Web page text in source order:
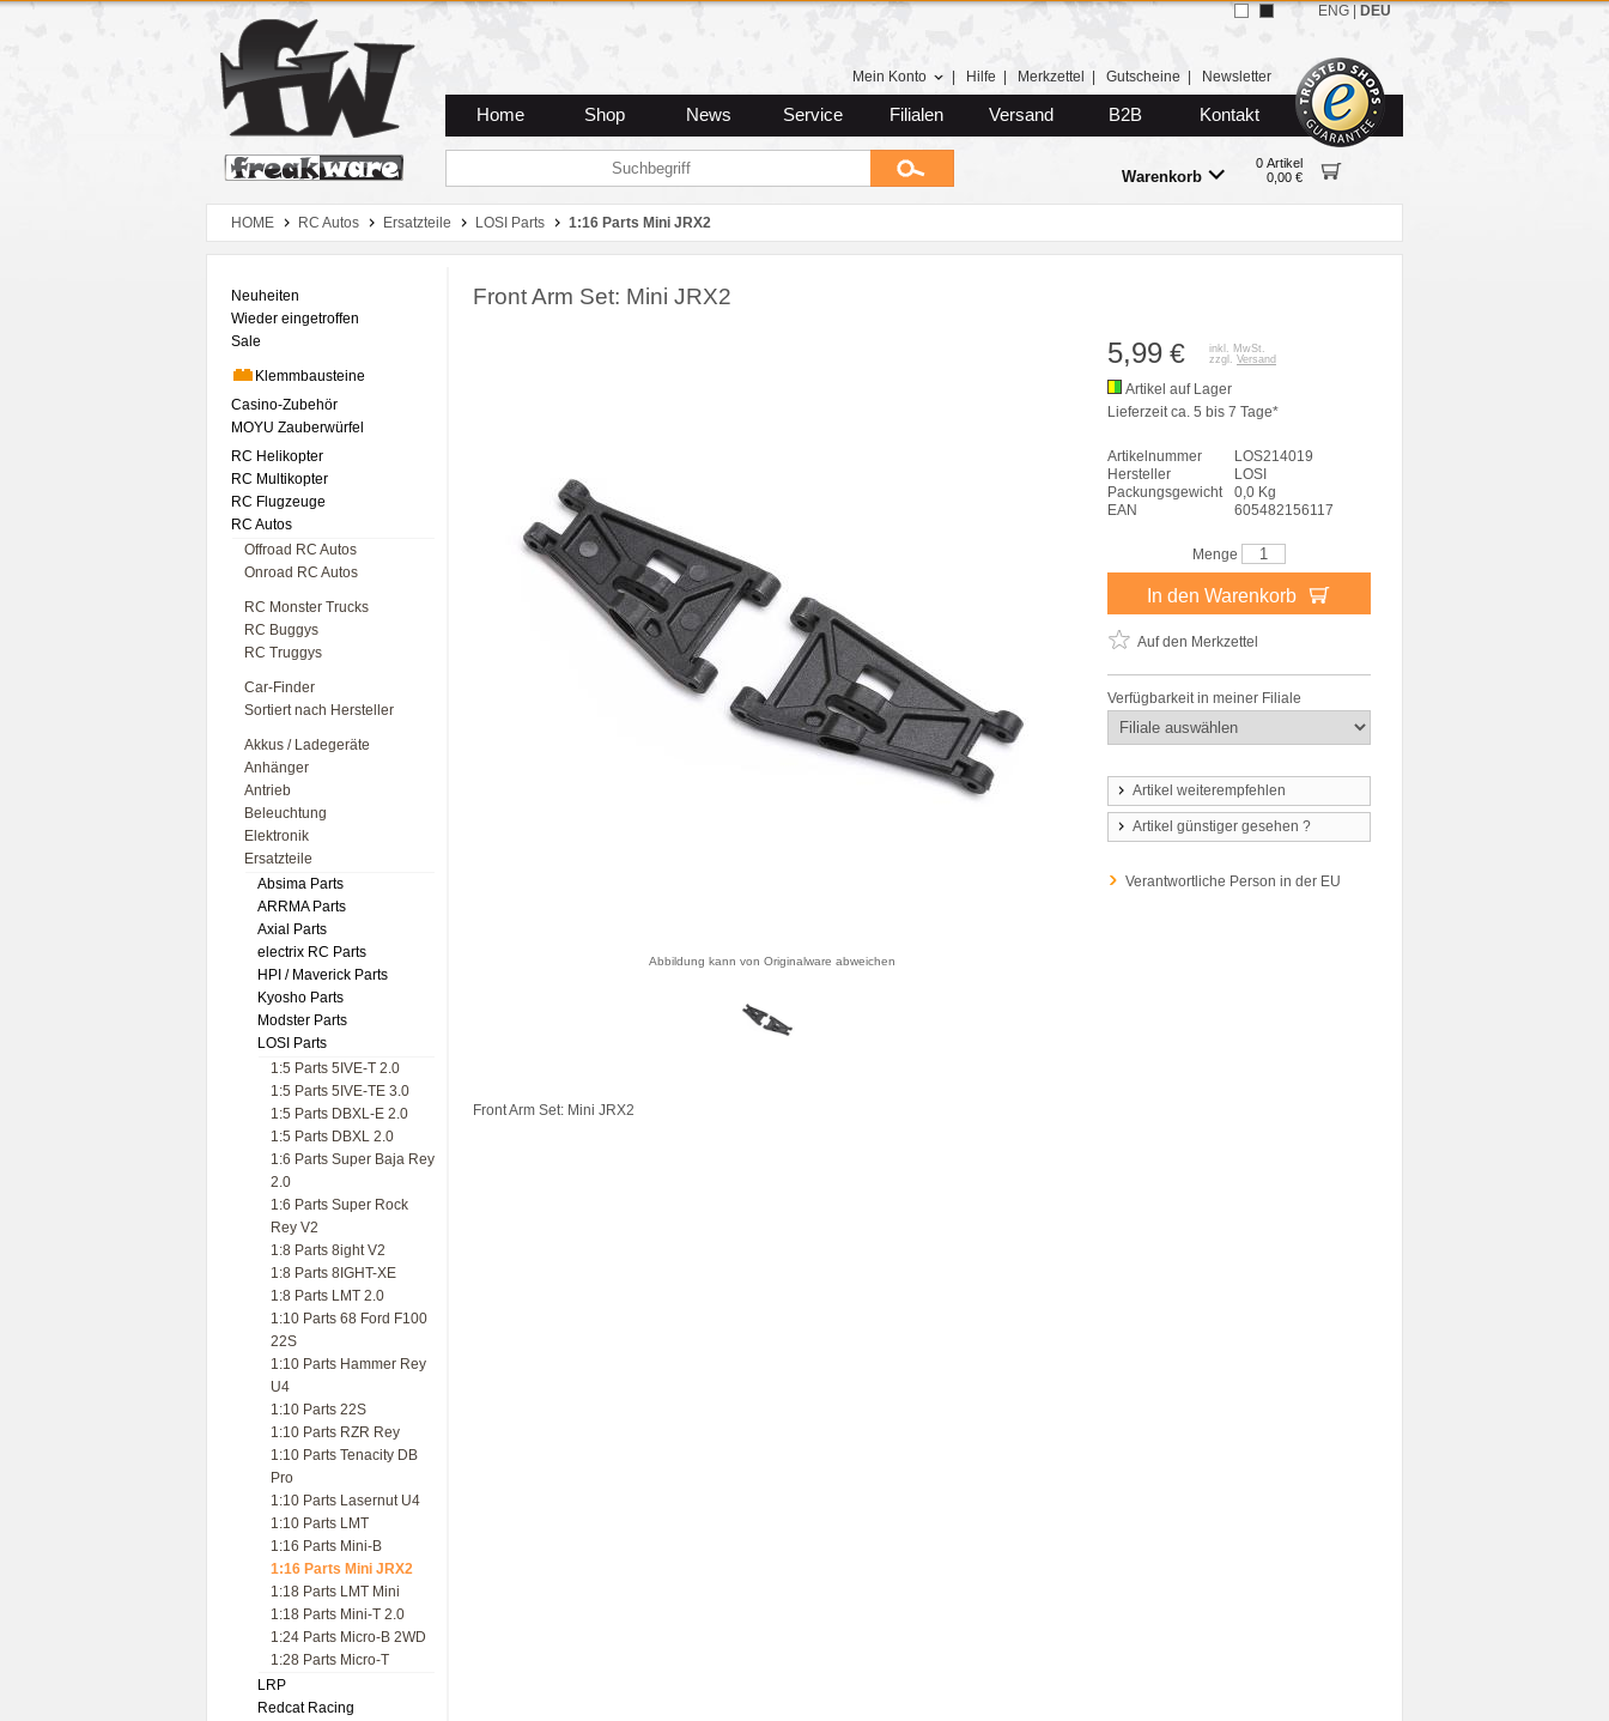
Zum Hauptmenue
Zum Seiteninhalt
Zum Warenkob
Mein Konto Hilfe Merkzettel Gutscheine Newsletter
Home Shop News Service Filialen Versand B2B Kontakt
Warenkorb
0 Artikel
0,00 €
ENG DEU
HOME RC Autos Ersatzteile LOSI Parts 1:16 Parts Mini JRX2
Neuheiten
Wieder eingetroffen
Sale
Klemmbausteine
Casino-Zubehör
MOYU Zauberwürfel
RC Helikopter
RC Multikopter
RC Flugzeuge
RC Autos
Offroad RC Autos
Onroad RC Autos
RC Monster Trucks
RC Buggys
RC Truggys
Car-Finder
Sortiert nach Hersteller
Akkus / Ladegeräte
Anhänger
Antrieb
Beleuchtung
Elektronik
Ersatzteile
Absima Parts
ARRMA Parts
Axial Parts
electrix RC Parts
HPI / Maverick Parts
Kyosho Parts
Modster Parts
LOSI Parts
1:5 Parts 5IVE-T 2.0
1:5 Parts 5IVE-TE 3.0
1:5 Parts DBXL-E 2.0
1:5 Parts DBXL 2.0
1:6 Parts Super Baja Rey
2.0
1:6 Parts Super Rock
Rey V2
1:8 Parts 8ight V2
1:8 Parts 8IGHT-XE
1:8 Parts LMT 2.0
1:10 Parts 68 Ford F100
22S
1:10 Parts Hammer Rey
U4
1:10 Parts 22S
1:10 Parts RZR Rey
1:10 Parts Tenacity DB
Pro
1:10 Parts Lasernut U4
1:10 Parts LMT
1:16 Parts Mini-B
1:16 Parts Mini JRX2
1:18 Parts LMT Mini
1:18 Parts Mini-T 2.0
1:24 Parts Micro-B 2WD
1:28 Parts Micro-T
LRP
Redcat Racing
Front Arm Set: Mini JRX2
Abbildung kann von Originalware abweichen
Front Arm Set: Mini JRX2
5,99 €
inkl. MwSt.
zzgl. Versand
Artikel auf Lager
Lieferzeit ca. 5 bis 7 Tage*
Artikelnummer
LOS214019
Hersteller
LOSI
Packungsgewicht
0,0 Kg
EAN
605482156117
Menge
In den Warenkorb
Auf den Merkzettel
Verfügbarkeit in meiner Filiale
Artikel weiterempfehlen
Artikel günstiger gesehen ?
Verantwortliche Person in der EU